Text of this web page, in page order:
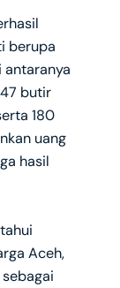
berupa
antaranya
butir
180
uang
hasil
Aceh,